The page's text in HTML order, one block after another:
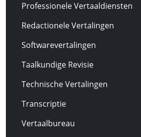
Professionele Vertaaldiensten
Redactionele Vertalingen
Softwarevertalingen
Taalkundige Revisie
Technische Vertalingen
Transcriptie
Vertaalbureau